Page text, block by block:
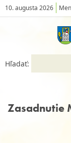
10. augusta 2026
Hľadať:
Zasadnutie